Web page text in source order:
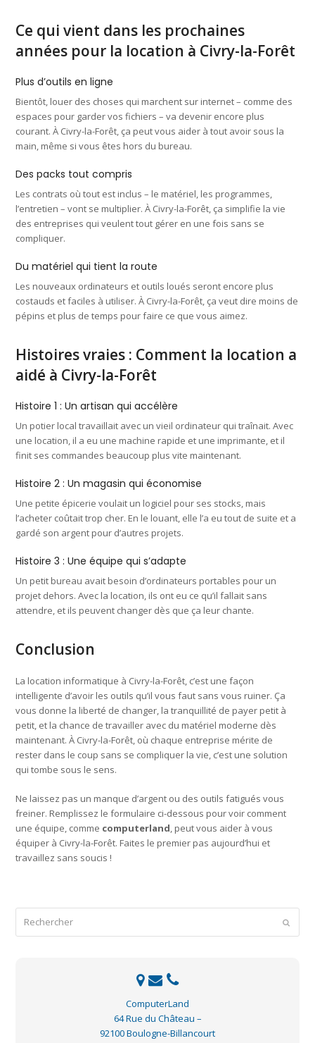
Ce qui vient dans les prochaines
années pour la location à Civry-la-Forêt
Plus d’outils en ligne
Bientôt, louer des choses qui marchent sur internet – comme des
espaces pour garder vos fichiers – va devenir encore plus
courant. À Civry-la-Forêt, ça peut vous aider à tout avoir sous la
main, même si vous êtes hors du bureau.
Des packs tout compris
Les contrats où tout est inclus – le matériel, les programmes,
l’entretien – vont se multiplier. À Civry-la-Forêt, ça simplifie la vie
des entreprises qui veulent tout gérer en une fois sans se
compliquer.
Du matériel qui tient la route
Les nouveaux ordinateurs et outils loués seront encore plus
costauds et faciles à utiliser. À Civry-la-Forêt, ça veut dire moins de
pépins et plus de temps pour faire ce que vous aimez.
Histoires vraies : Comment la location a
aidé à Civry-la-Forêt
Histoire 1 : Un artisan qui accélère
Un potier local travaillait avec un vieil ordinateur qui traînait. Avec
une location, il a eu une machine rapide et une imprimante, et il
finit ses commandes beaucoup plus vite maintenant.
Histoire 2 : Un magasin qui économise
Une petite épicerie voulait un logiciel pour ses stocks, mais
l’acheter coûtait trop cher. En le louant, elle l’a eu tout de suite et a
gardé son argent pour d’autres projets.
Histoire 3 : Une équipe qui s’adapte
Un petit bureau avait besoin d’ordinateurs portables pour un
projet dehors. Avec la location, ils ont eu ce qu’il fallait sans
attendre, et ils peuvent changer dès que ça leur chante.
Conclusion
La location informatique à Civry-la-Forêt, c’est une façon
intelligente d’avoir les outils qu’il vous faut sans vous ruiner. Ça
vous donne la liberté de changer, la tranquillité de payer petit à
petit, et la chance de travailler avec du matériel moderne dès
maintenant. À Civry-la-Forêt, où chaque entreprise mérite de
rester dans le coup sans se compliquer la vie, c’est une solution
qui tombe sous le sens.
Ne laissez pas un manque d’argent ou des outils fatigués vous
freiner. Remplissez le formulaire ci-dessous pour voir comment
une équipe, comme computerland, peut vous aider à vous
équiper à Civry-la-Forêt. Faites le premier pas aujourd’hui et
travaillez sans soucis !
ComputerLand
64 Rue du Château –
92100 Boulogne-Billancourt